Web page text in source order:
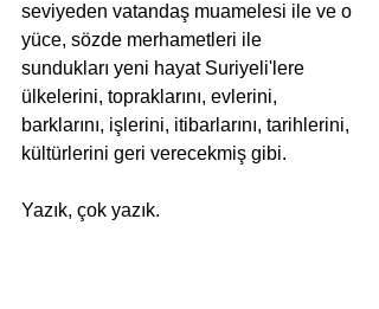
seviyeden vatandaş muamelesi ile ve o
yüce, sözde merhametleri ile
sundukları yeni hayat Suriyeli'lere
ülkelerini, topraklarını, evlerini,
barklarını, işlerini, itibarlarını, tarihlerini,
kültürlerini geri verecekmiş gibi.
Yazık, çok yazık.